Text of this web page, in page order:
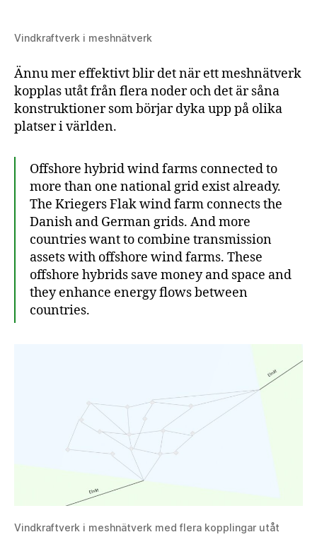
Vindkraftverk i meshnätverk
Ännu mer effektivt blir det när ett meshnätverk
kopplas utåt från flera noder och det är såna
konstruktioner som börjar dyka upp på olika
platser i världen.
Offshore hybrid wind farms connected to
more than one national grid exist already.
The Kriegers Flak wind farm connects the
Danish and German grids. And more
countries want to combine transmission
assets with offshore wind farms. These
offshore hybrids save money and space and
they enhance energy flows between
countries.
Vindkraftverk i meshnätverk med flera kopplingar utåt